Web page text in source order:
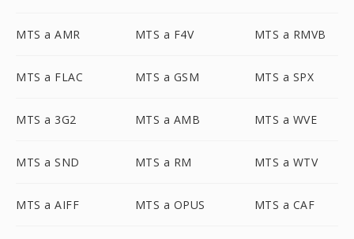
MTS a AMR MTS a F4V MTS a RMVB
MTS a FLAC MTS a GSM MTS a SPX
MTS a 3G2 MTS a AMB MTS a WVE
MTS a SND MTS a RM MTS a WTV
MTS a AIFF MTS a OPUS MTS a CAF